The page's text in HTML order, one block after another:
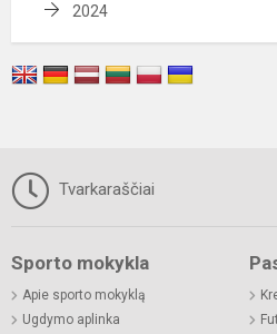
2024
Tvarkaraščiai
Sporto mokykla
Apie sporto mokyklą
Ugdymo aplinka